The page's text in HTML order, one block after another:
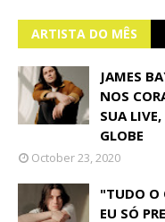
ARTISTA DO MÊS
JAMES
NOS
SUA
GLOBE
October 23, 2020
"TUDO O
EU SÓ